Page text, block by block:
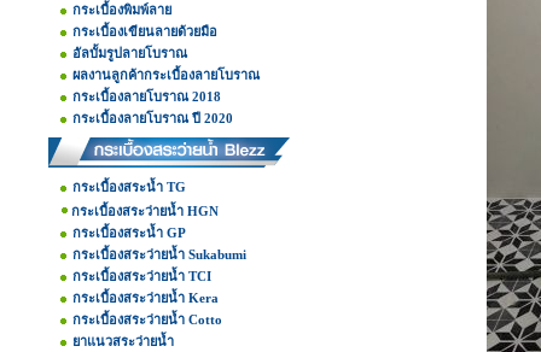
กระเบื้องพิมพ์ลาย
กระเบื้องเขียนลายด้วยมือ
อัลบั้มรูปลายโบราณ
ผลงานลูกค้ากระเบื้องลายโบราณ
กระเบื้องลายโบราณ 2018
กระเบื้องลายโบราณ ปี 2020
กระเบื้องสระน้ำ TG
กระเบื้องสระว่ายน้ำ HGN
กระเบื้องสระน้ำ GP
กระเบื้องสระว่ายน้ำ Sukabumi
กระเบื้องสระว่ายน้ำ TCI
กระเบื้องสระว่ายน้ำ Kera
กระเบื้องสระว่ายน้ำ Cotto
ยาแนวสระว่ายน้ำ